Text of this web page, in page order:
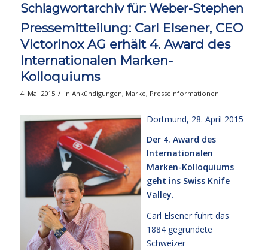
Schlagwortarchiv für: Weber-Stephen
Pressemitteilung: Carl Elsener, CEO
Victorinox AG erhält 4. Award des
Internationalen Marken-
Kolloquiums
4. Mai 2015 / in Ankündigungen, Marke, Presseinformationen
Dortmund, 28. April 2015
Der 4. Award des
Internationalen
Marken-Kolloquiums
geht ins Swiss Knife
Valley.
Carl Elsener führt das
1884 gegründete
Schweizer